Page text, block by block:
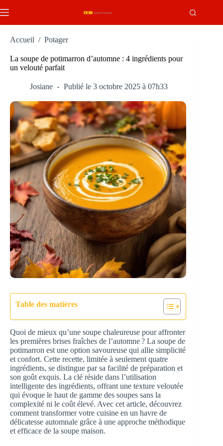
au
Accueil / Potager
La soupe de potimarron d’automne : 4 ingrédients pour
un velouté parfait
Josiane Publié le 3 octobre 2025 à 07h33
Table des matières
Quoi de mieux qu’une soupe chaleureuse pour affronter
les premières brises fraîches de l’automne ? La soupe de
potimarron est une option savoureuse qui allie simplicité
et confort. Cette recette, limitée à seulement quatre
ingrédients, se distingue par sa facilité de préparation et
son goût exquis. La clé réside dans l’utilisation
intelligente des ingrédients, offrant une texture veloutée
qui évoque le haut de gamme des soupes sans la
complexité ni le coût élevé. Avec cet article, découvrez
comment transformer votre cuisine en un havre de
délicatesse automnale grâce à une approche méthodique
et efficace de la soupe maison.